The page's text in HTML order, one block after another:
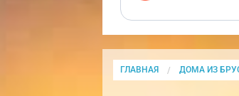
ГЛАВНАЯ ДОМА ИЗ